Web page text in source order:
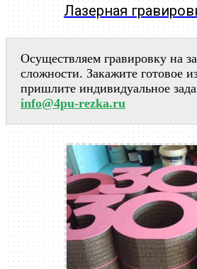
Лазерная
Осуществляем гравировку на
сложности. Закажите готовое
пришлите индивидуальное
info@4pu-rezka.ru